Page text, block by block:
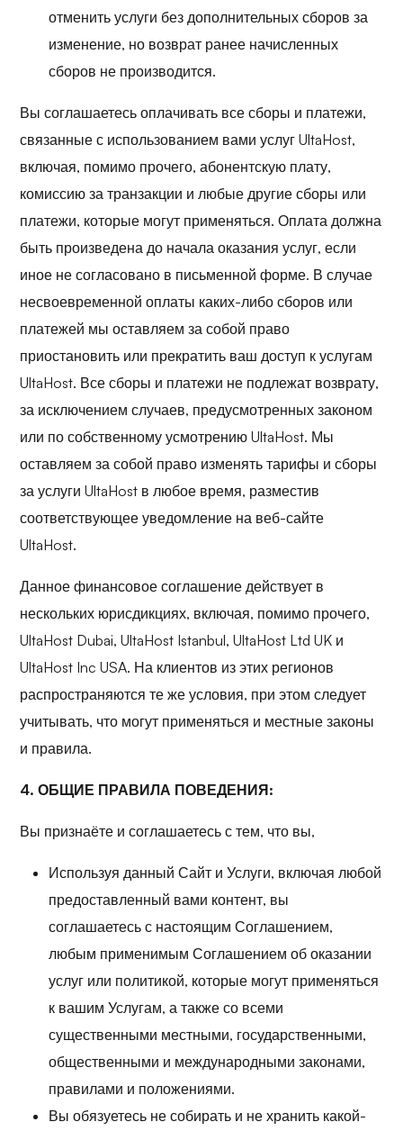
отменить услуги без дополнительных сборов за
изменение, но возврат ранее начисленных
сборов не производится.
Вы соглашаетесь оплачивать все сборы и платежи,
связанные с использованием вами услуг UltaHost,
включая, помимо прочего, абонентскую плату,
комиссию за транзакции и любые другие сборы или
платежи, которые могут применяться. Оплата должна
быть произведена до начала оказания услуг, если
иное не согласовано в письменной форме. В случае
несвоевременной оплаты каких-либо сборов или
платежей мы оставляем за собой право
приостановить или прекратить ваш доступ к услугам
UltaHost. Все сборы и платежи не подлежат возврату,
за исключением случаев, предусмотренных законом
или по собственному усмотрению UltaHost. Мы
оставляем за собой право изменять тарифы и сборы
за услуги UltaHost в любое время, разместив
соответствующее уведомление на веб-сайте
UltaHost.
Данное финансовое соглашение действует в
нескольких юрисдикциях, включая, помимо прочего,
UltaHost Dubai, UltaHost Istanbul, UltaHost Ltd UK и
UltaHost Inc USA. На клиентов из этих регионов
распространяются те же условия, при этом следует
учитывать, что могут применяться и местные законы
и правила.
4. ОБЩИЕ ПРАВИЛА ПОВЕДЕНИЯ:
Вы признаёте и соглашаетесь с тем, что вы,
Используя данный Сайт и Услуги, включая любой
предоставленный вами контент, вы
соглашаетесь с настоящим Соглашением,
любым применимым Соглашением об оказании
услуг или политикой, которые могут применяться
к вашим Услугам, а также со всеми
существенными местными, государственными,
общественными и международными законами,
правилами и положениями.
Вы обязуетесь не собирать и не хранить какой-